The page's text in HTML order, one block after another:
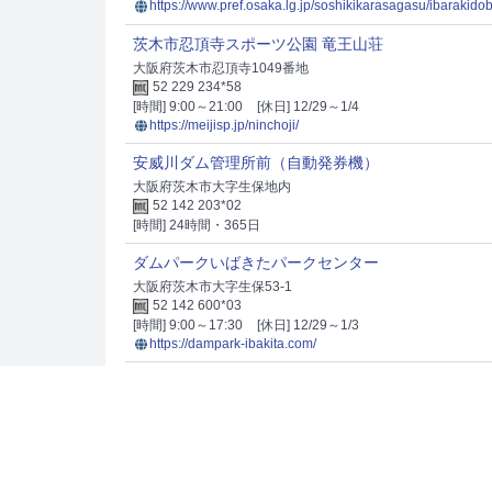
https://www.pref.osaka.lg.jp/soshikikarasagasu/
茨木市忍頂寺スポーツ公園 竜王山荘
大阪府茨木市忍頂寺1049番地
52 229 234*58
[時間] 9:00～21:00
[休日] 12/29～1/4
https://meijisp.jp/ninchoji/
安威川ダム管理所前（自動発券機）
大阪府茨木市大字生保地内
52 142 203*02
[時間] 24時間・365日
ダムパークいばきたパークセンター
大阪府茨木市大字生保53-1
52 142 600*03
[時間] 9:00～17:30
[休日] 12/29～1/3
https://dampark-ibakita.com/